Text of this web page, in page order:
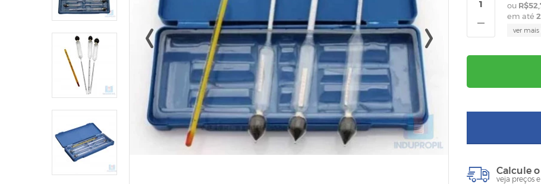
em até 2
ver
Calcule
veja preços